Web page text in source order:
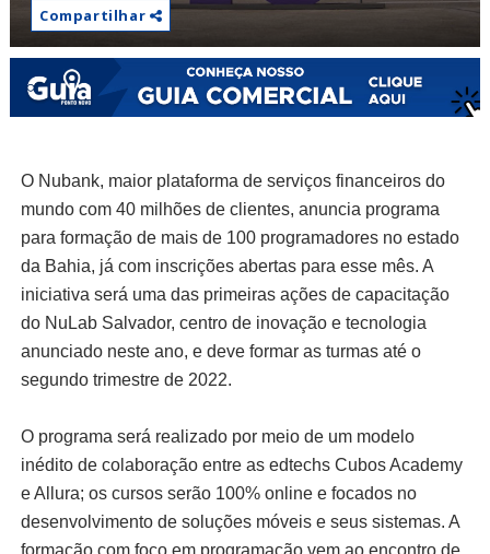
Compartilhar
O Nubank, maior plataforma de serviços financeiros do
mundo com 40 milhões de clientes, anuncia programa
para formação de mais de 100 programadores no estado
da Bahia, já com inscrições abertas para esse mês. A
iniciativa será uma das primeiras ações de capacitação
do NuLab Salvador, centro de inovação e tecnologia
anunciado neste ano, e deve formar as turmas até o
segundo trimestre de 2022.
O programa será realizado por meio de um modelo
inédito de colaboração entre as edtechs Cubos Academy
e Allura; os cursos serão 100% online e focados no
desenvolvimento de soluções móveis e seus sistemas. A
formação com foco em programação vem ao encontro de